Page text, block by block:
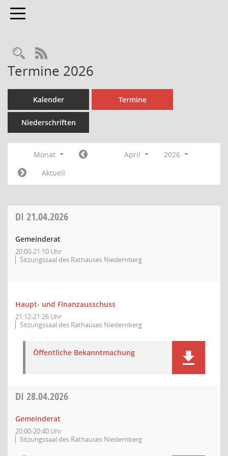
Toggle navigation
Rechercheauswahl
RSS-Feed
Termine 2026
Kalender Termine
Niederschriften
Monat April
2026
Aktuell
DI 21.04.2026
Gemeinderat
20:00-21:10 Uhr
Sitzungssaal des Rathauses Niedernberg
Haupt- und Finanzausschuss
21:12-21:26 Uhr
Sitzungssaal des Rathauses Niedernberg
Öffentliche Bekanntmachung
DI 28.04.2026
Gemeinderat
20:00-20:40 Uhr
Sitzungssaal des Rathauses Niedernberg